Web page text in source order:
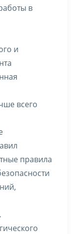
в
и
всего
правила